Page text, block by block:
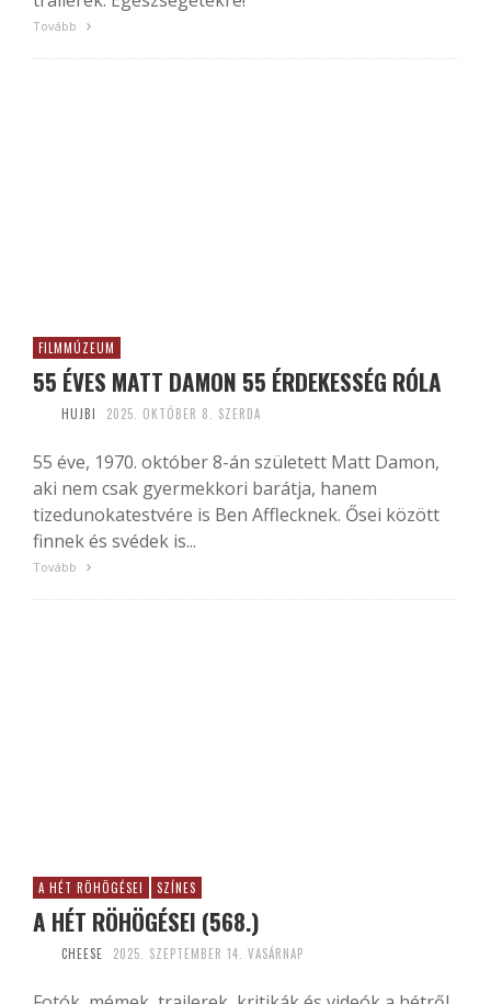
Tovább
FILMMÚZEUM
55 ÉVES MATT DAMON 55 ÉRDEKESSÉG RÓLA
HUJBI 2025. OKTÓBER 8. SZERDA
55 éve, 1970. október 8-án született Matt Damon,
aki nem csak gyermekkori barátja, hanem
tizedunokatestvére is Ben Afflecknek. Ősei között
finnek és svédek is...
Tovább
A HÉT RÖHÖGÉSEI SZÍNES
A HÉT RÖHÖGÉSEI (568.)
CHEESE 2025. SZEPTEMBER 14. VASÁRNAP